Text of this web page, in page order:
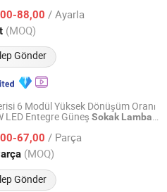
88,00 / Ayarla
(MOQ)
Gönder
Fiyat 2026
6 Modül Yüksek Dönüşüm Oranı
LED Entegre Güneş Sokak Lambası
67,00 / Parça
(MOQ)
Gönder
Co., Ltd
Fiyat 2024